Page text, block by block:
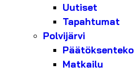
Uutiset
Tapahtumat
Polvijärvi
Päätöksenteko
Matkailu